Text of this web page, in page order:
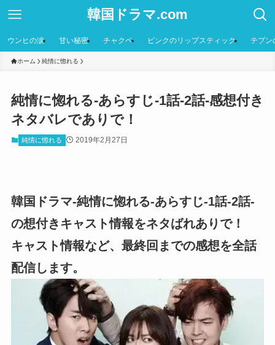
韓国ドラマ.com
ウンヒの涙 甘い秘密 チャクペ ピンクのリップスティック テプン
ホーム 純情に惚れる
純情に惚れる-あらすじ-1話-2話-感想付き
ネタバレでありで！
純情に惚れる 2019年2月27日
韓国ドラマ-純情に惚れる-あらすじ-1話-2話-
の想付きキャスト情報をネタばれありで！
キャスト情報など、最終回までの感想を全話
配信します。